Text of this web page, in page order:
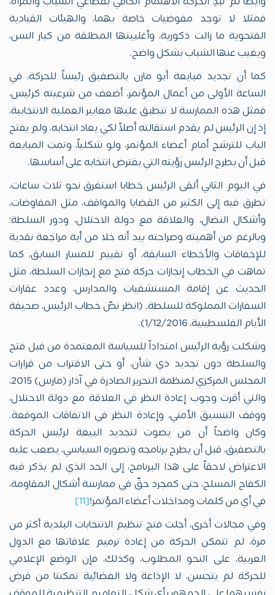
فمثلا لا توجد مفوضيات خاصة بهما، والهيئات القيادية
الفتحوية ما زالت ذكورية، وأغلبيتها المطلقة من كبار السن،
ويغيب عنها الشباب بشكل واضح.
كما أن تجديد مبايعة أبو مازن بالتصفيق رئيساً للحركة، في
الساعة الأولى من أعمال المؤتمر، أضعف من شرعيته كرئيس،
فمثل هذه الممارسة لا تنطبق عليها معايير العملية الانتخابية،
إذ إن الرئيس لم يقدم استقالته أصلاً لكي يعاد انتخابه، ولم يفتح
الباب للترشح أمام أعضاء المؤتمر، ولو شكلياً، وتمت المبايعة
قبل أن يطرح الرئيس رؤيته التي يفترض انتخابه على أساسها.
في اليوم الثاني ألقى الرئيس خطابا استغرق نحو ثلاث ساعات،
تطرق فيه إلى الكثير من القضايا والمواقف، مثل المفاوضات،
وأشكال النضال، والعلاقة مع دولة الاحتلال، ودور السلطة؛
وبالرغم من أهميته وصراحته بيد أنه خلا من أية مراجعة نقدية
للإخفاقات والأخطاء السابقة، أو تقييم للمسار السابق، كما
تماهت في الخطاب إنجازات حركة فتح مع إنجازات السلطة، مثل
الحديث عن إقامة المستشفيات والمدارس، وعدد عقارات
السفارات المملوكة للسلطة. (انظر نصّ خطاب الرئيس، صحيفة
الأيام الفلسطينية، 1/12/2016).
وشكلت رؤية الرئيس امتداداً للسياسة المعتمدة من قبل فتح
والسلطة دون تجديد ذي شأن، أو حتى الاقتراب من قرارات
المجلس المركزي لمنظمة التحرير الصادرة في آذار (مارس) 2015،
والتي أقرت وجوب إعادة النظر في العلاقة مع دولة الاحتلال،
ووقف التنسيق الأمني، وإعادة النظر في الاتفاقات الموقعة.
وكان واضحاً أن من يصوت لتجديد البيعة لرئيس الحركة
بالتصفيق، قبل أن يطرح برنامجه وتصوره السياسي، يصعب عليه
الاعتراض لاحقاً على هذا البرنامج، إلى الحد الذي لم يذكر فيه
الكفاح المسلح، حتى كمجرد حقّ في ممارسة أشكال المقاومة،
في أي من كلمات ومداخلات أعضاء المؤتمر![11]
وفي مجالات أخرى، أجلت فتح تنظيم الانتخابات البلدية أكثر من
مرة، لم تتمكن الحركة من إعادة ترميم علاقاتها مع الدول
العربية، على النحو المطلوب، وكذلك، فإن الوضع الإعلامي
للحركة لم يتحسن، لا الإذاعة ولا الفضائية تمكنتا من فرض